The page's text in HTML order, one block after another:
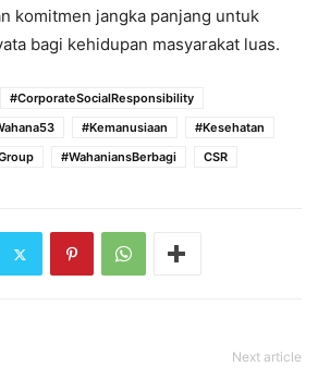
komitmen jangka panjang untuk
bagi kehidupan masyarakat luas.
#CorporateSocialResponsibility
#Kemanusiaan
#Kesehatan
#WahaniansBerbagi CSR
Next article